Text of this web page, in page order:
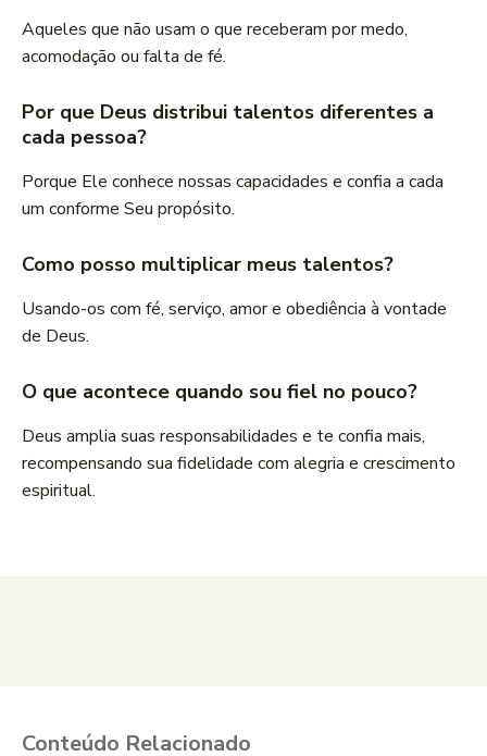
Aqueles que não usam o que receberam por medo,
acomodação ou falta de fé.
Por que Deus distribui talentos diferentes a
cada pessoa?
Porque Ele conhece nossas capacidades e confia a cada
um conforme Seu propósito.
Como posso multiplicar meus talentos?
Usando-os com fé, serviço, amor e obediência à vontade
de Deus.
O que acontece quando sou fiel no pouco?
Deus amplia suas responsabilidades e te confia mais,
recompensando sua fidelidade com alegria e crescimento
espiritual.
Conteúdo Relacionado